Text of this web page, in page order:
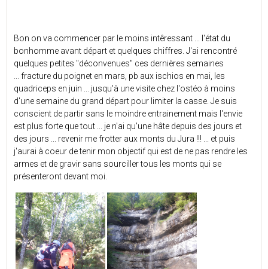
Bon on va commencer par le moins intêressant ... l'état du
bonhomme avant départ et quelques chiffres. J'ai rencontré
quelques petites "déconvenues" ces dernières semaines
... fracture du poignet en mars, pb aux ischios en mai, les
quadriceps en juin ... jusqu'à une visite chez l'ostéo à moins
d'une semaine du grand départ pour limiter la casse. Je suis
conscient de partir sans le moindre entrainement mais l'envie
est plus forte que tout ... je n'ai qu'une hâte depuis des jours et
des jours ... revenir me frotter aux monts du Jura !!! ... et puis
j'aurai à coeur de tenir mon objectif qui est de ne pas rendre les
armes et de gravir sans sourciller tous les monts qui se
présenteront devant moi.